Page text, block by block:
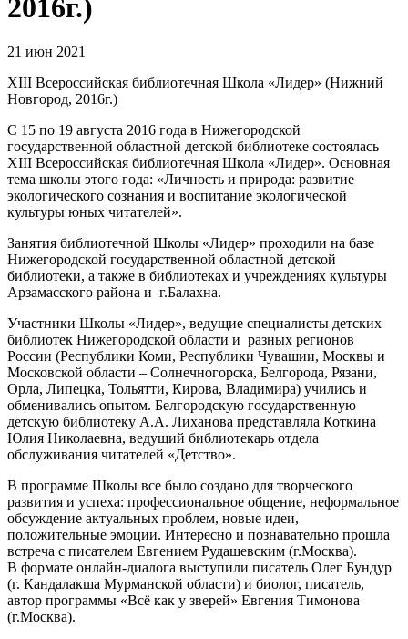
2016г.)
21 июн 2021
XIII Всероссийская библиотечная Школа «Лидер» (Нижний
Новгород, 2016г.)
С 15 по 19 августа 2016 года в Нижегородской
государственной областной детской библиотеке состоялась
XIII Всероссийская библиотечная Школа «Лидер». Основная
тема школы этого года: «Личность и природа: развитие
экологического сознания и воспитание экологической
культуры юных читателей».
Занятия библиотечной Школы «Лидер» проходили на базе
Нижегородской государственной областной детской
библиотеки, а также в библиотеках и учреждениях культуры
Арзамасского района и г.Балахна.
Участники Школы «Лидер», ведущие специалисты детских
библиотек Нижегородской области и разных регионов
России (Республики Коми, Республики Чувашии, Москвы и
Московской области – Солнечногорска, Белгорода, Рязани,
Орла, Липецка, Тольятти, Кирова, Владимира) учились и
обменивались опытом. Белгородскую государственную
детскую библиотеку А.А. Лиханова представляла Коткина
Юлия Николаевна, ведущий библиотекарь отдела
обслуживания читателей «Детство».
В программе Школы все было создано для творческого
развития и успеха: профессиональное общение, неформальное
обсуждение актуальных проблем, новые идеи,
положительные эмоции. Интересно и познавательно прошла
встреча с писателем Евгением Рудашевским (г.Москва).
В формате онлайн-диалога выступили писатель Олег Бундур
(г. Кандалакша Мурманской области) и биолог, писатель,
автор программы «Всё как у зверей» Евгения Тимонова
(г.Москва).